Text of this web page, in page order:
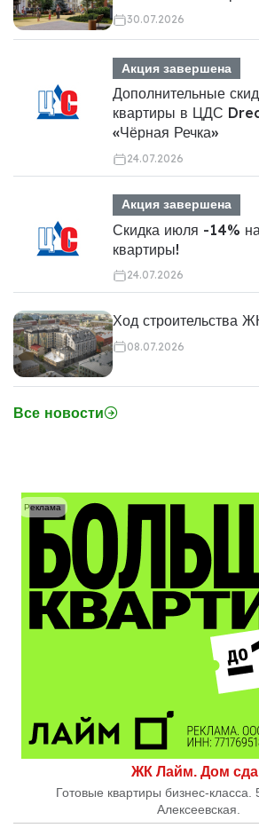
30.07.2026
Акция завершена
Дополнительные
квартиры в ЦДС
«Чёрная Речка»
24.07.2026
Акция завершена
Скидка июля -14%
квартиры!
24.07.2026
Ход строительства
08.07.2026
Все новости
ЖК Лайм. Дом
Готовые квартиры бизнес-класса.
Алексеевская.
Реклама